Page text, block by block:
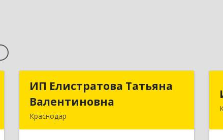
ИП Елистратова Татьяна
Валентиновна
Краснодар
ИП Елистратова Татьяна
Валентиновна